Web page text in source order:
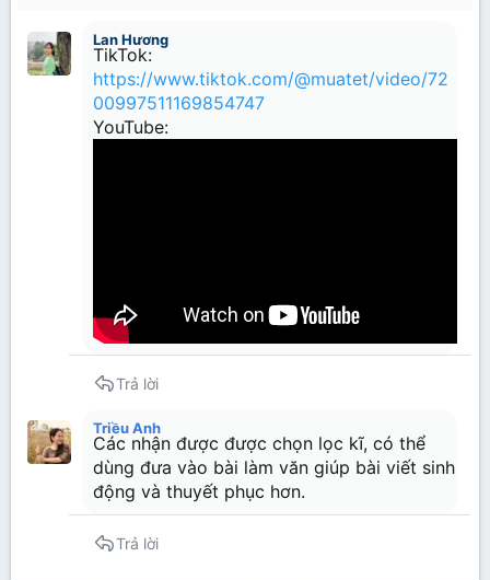
26
Verdana
Lan Hương
TikTok:
https://www.tiktok.com/@muatet/video/72
00997511169854747
YouTube:
Trả lời
Triều Anh
Các nhận được được chọn lọc kĩ, có thể
dùng đưa vào bài làm văn giúp bài viết sinh
động và thuyết phục hơn.
Trả lời